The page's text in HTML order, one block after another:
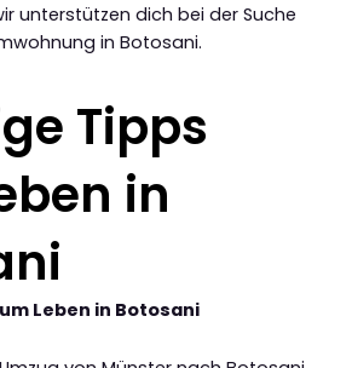
unterstützen dich bei der Suche
in Botosani.
Tipps
in
Leben in Botosani